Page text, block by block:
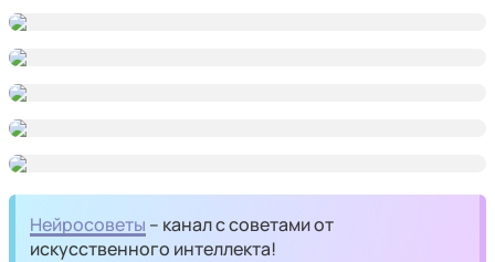
Нейросоветы – канал с советами от
искусственного интеллекта!